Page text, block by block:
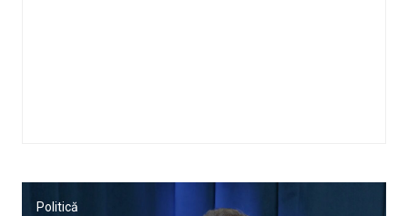
Politică